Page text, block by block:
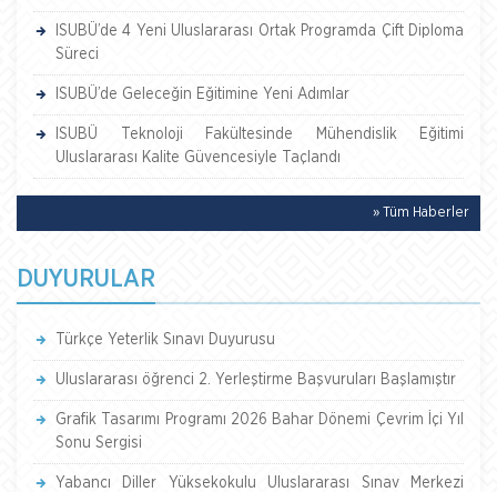
ISUBÜ’de 4 Yeni Uluslararası Ortak Programda Çift Diploma
Süreci
ISUBÜ’de Geleceğin Eğitimine Yeni Adımlar
ISUBÜ Teknoloji Fakültesinde Mühendislik Eğitimi
Uluslararası Kalite Güvencesiyle Taçlandı
» Tüm Haberler
DUYURULAR
Türkçe Yeterlik Sınavı Duyurusu
Uluslararası öğrenci 2. Yerleştirme Başvuruları Başlamıştır
Grafik Tasarımı Programı 2026 Bahar Dönemi Çevrim İçi Yıl
Sonu Sergisi
Yabancı Diller Yüksekokulu Uluslararası Sınav Merkezi